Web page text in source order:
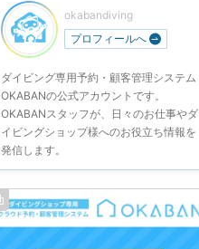
okabandiving
プロフィールへ
ダイビング専用予約・顧客管理システム
OKABANの公式アカウントです。
OKABANスタッフが、日々のお仕事やダ
イビングショップ様へのお役立ち情報を
発信します。